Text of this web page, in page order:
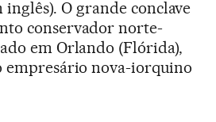
inglês). O grande conclave
conservador norte-
em Orlando (Flórida),
nova-iorquino